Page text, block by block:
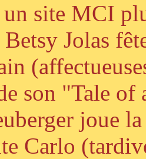
un site MCI
Jolas
son "Tale of
joue
Carlo